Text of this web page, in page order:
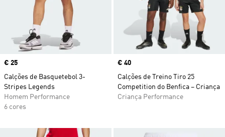
Price
€ 25
Calções de Basquetebol 3-
Stripes Legends
Homem Performance
6 cores
Price
€ 40
Calções de Treino Tiro 25
Competition do Benfica – Criança
Criança Performance